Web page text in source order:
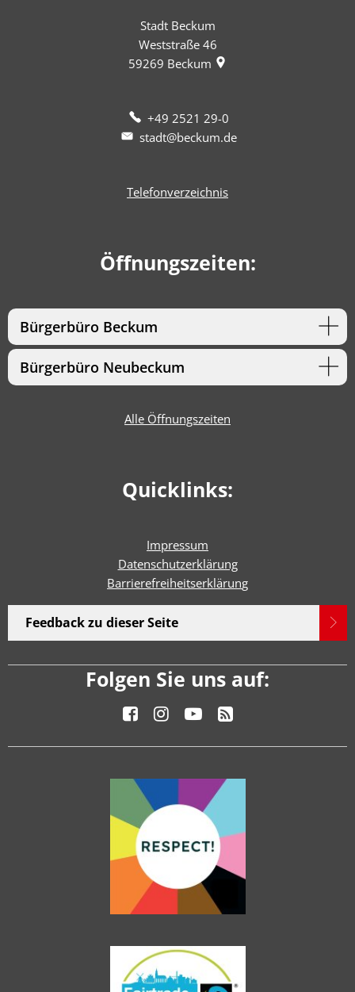
Stadt Beckum
Weststraße 46
59269 Beckum
+49 2521 29-0
stadt@beckum.de
Telefonverzeichnis
Öffnungszeiten:
Bürgerbüro Beckum
Bürgerbüro Neubeckum
Alle Öffnungszeiten
Quicklinks:
Impressum
Datenschutzerklärung
Barrierefreiheitserklärung
Feedback zu dieser Seite
Folgen Sie uns auf: